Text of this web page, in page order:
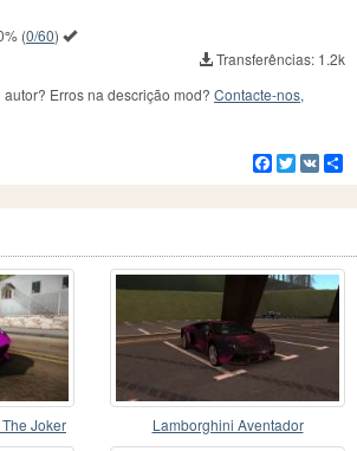
(0/60)
Transferências: 1.2k
Erros na descrição mod? Contacte-nos,
Facebook
Twitter
VK
Joker Lamborghini Aventador